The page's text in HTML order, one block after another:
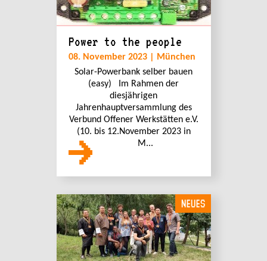
Power to the people
08. November 2023 | München
Solar-Powerbank selber bauen
(easy) Im Rahmen der
diesjährigen
Jahrenhauptversammlung des
Verbund Offener Werkstätten e.V.
(10. bis 12.November 2023 in
M...
NEUES